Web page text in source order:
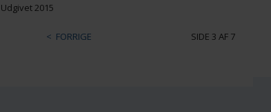
Udgivet 2015
FORRIGE SIDE 3 AF 7